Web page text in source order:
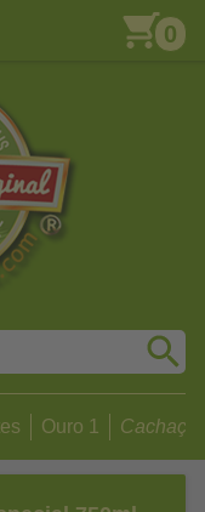
0
Ouro 1 Cachaça